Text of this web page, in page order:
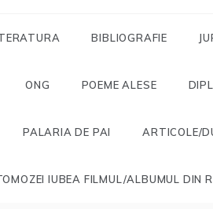
BIBLIOGRAFIE
ONG POEME ALESE
PALARIA DE PAI ARTICOLE/
IUBEA FILMUL/ALBUMUL DIN